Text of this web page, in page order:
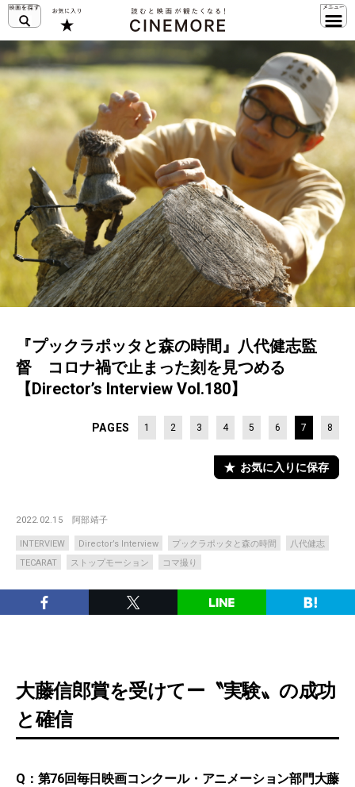
『プックラポッタと森の時間』八代健志監
督 コロナ禍で止まった刻を見つめる
【Director’s Interview Vol.180】
PAGES 1 2 3 4 5 6 7 8
お気に入りに保存
2022.02.15 阿部靖子
INTERVIEW Director’s Interview プックラポッタと森の時間
八代健志
TECARAT
ストップモーション コマ撮り
大藤信郎賞を受けてー〝実験〟の成功
と確信
Q：第76回毎日映画コンクール・アニメーション部門大藤